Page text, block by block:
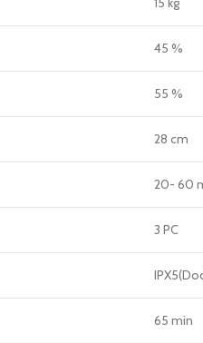
45 %
55 %
28 cm
20- 60
3 PC
65 min